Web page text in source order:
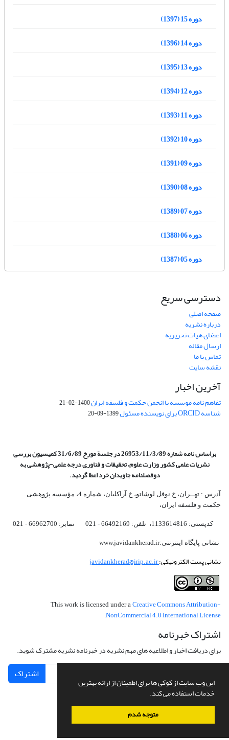
این وب سایت از کوکی ها برای اطمینان از ارائه بهترین
خدمات استفاده می کند.
متوجه شدم
دوره 15 (1397)
دوره 14 (1396)
دوره 13 (1395)
دوره 12 (1394)
دوره 11 (1393)
دوره 10 (1392)
دوره 09 (1391)
دوره 08 (1390)
دوره 07 (1389)
دوره 06 (1388)
دوره 05 (1387)
دسترسی سریع
صفحه اصلی
درباره نشریه
اعضای هیات تحریریه
ارسال مقاله
تماس با ما
نقشه سایت
آخرین اخبار
تفاهم نامه موسسه با انجمن حکمت و فلسفه ایران1400-02-21
شناسه ORCID برای نویسنده مسئول 1399-09-20
براساس نامه شماره 26953/11/3/89 در جلسة مورخ 31/6/89 کمیسیون
بررسی
نشریات علمی کشور وزارت علوم، تحقیقات و فناوری درجه علمی‌-پژوهشیبه
دوفصلنامه جاویدان خرد اعطا گردید.
آدرس : تهــران، خ نوفل لوشاتو، خ آراکلیان، شماره 4،‌ مؤسسه پژوهشی
حکمت و فلسفه ایران،‌
کدپستی: 1133614816، تلفن: 66492169 - 021 نمابر: 66962700 - 021
نشانی پایگاه اینترنتی:www.javidankherad.ir
نشانی پست الکترونیکی:javidankherad@irip.ac.ir
This work is licensed under a Creative Commons Attribution-
NonCommercial 4.0 International License
اشتراک خبرنامه
برای دریافت اخبار و اطلاعیه های مهم نشریه در خبرنامه نشریه مشترک شوید.
اشتراک
سامانه مدیریت نشریات علمی.طراحی و پیاده سازی ازسیناوب